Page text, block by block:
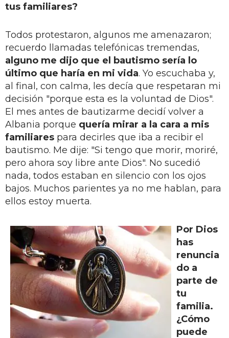
tus familiares?
Todos protestaron, algunos me amenazaron;
recuerdo llamadas telefónicas tremendas,
alguno me dijo que el bautismo sería lo
último que haría en mi vida. Yo escuchaba y,
al final, con calma, les decía que respetaran mi
decisión "porque esta es la voluntad de Dios".
El mes antes de bautizarme decidí volver a
Albania porque quería mirar a la cara a mis
familiares para decirles que iba a recibir el
bautismo. Me dije: "Si tengo que morir, moriré,
pero ahora soy libre ante Dios". No sucedió
nada, todos estaban en silencio con los ojos
bajos. Muchos parientes ya no me hablan, para
ellos estoy muerta.
Por Dios
has
renuncia
do a
parte de
tu
familia.
¿Cómo
puede